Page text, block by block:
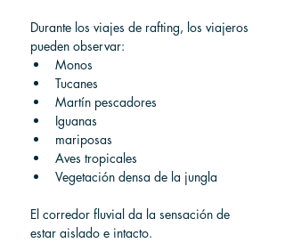
Durante los viajes de rafting, los viajeros
pueden observar:
Monos
Tucanes
Martín pescadores
Iguanas
mariposas
Aves tropicales
Vegetación densa de la jungla
El corredor fluvial da la sensación de
estar aislado e intacto.